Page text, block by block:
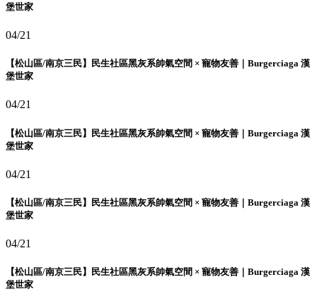
堡世家
04/21
【松山區/南京三民】民生社區黑灰系帥氣空間 × 寵物友善｜Burgerciaga 漢
堡世家
04/21
【松山區/南京三民】民生社區黑灰系帥氣空間 × 寵物友善｜Burgerciaga 漢
堡世家
04/21
【松山區/南京三民】民生社區黑灰系帥氣空間 × 寵物友善｜Burgerciaga 漢
堡世家
04/21
【松山區/南京三民】民生社區黑灰系帥氣空間 × 寵物友善｜Burgerciaga 漢
堡世家